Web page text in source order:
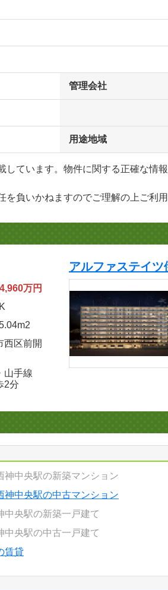
管理会社
用途地域
しています。物件に関する正確な情
負いかねますのでご理解の上ご利用
万円
2
西区前開
山手線
2分
アルファステイ
神中央駅の新築マンション
神中央駅の中古マンション
中央駅の新築一戸建て
中央駅の中古一戸建て
賃貸